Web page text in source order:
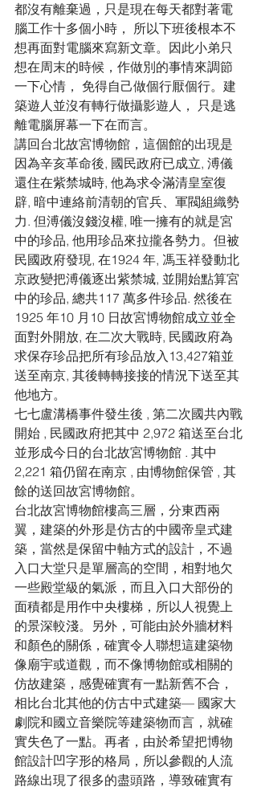
都沒有離棄過，只是現在每天都對著電
腦工作十多個小時， 所以下班後根本不
想再面對電腦來寫新文章。因此小弟只
想在周末的時候，作做別的事情來調節
一下心情， 免得自己做個行厭個行。建
築遊人並沒有轉行做攝影遊人， 只是逃
離電腦屏幕一下在而言。
講回台北故宮博物館，這個館的出現是
因為辛亥革命後, 國民政府已成立, 溥儀
還住在紫禁城時, 他為求令滿清皇室復
辟, 暗中連絡前清朝的官兵、軍閥組織勢
力. 但溥儀沒錢沒權, 唯一擁有的就是宮
中的珍品, 他用珍品來拉攏各勢力。但被
民國政府發現, 在1924 年, 馮玉祥發動北
京政變把溥儀逐出紫禁城, 並開始點算宮
中的珍品, 總共117 萬多件珍品. 然後在
1925 年10 月10 日故宮博物館成立並全
面對外開放, 在二次大戰時, 民國政府為
求保存珍品把所有珍品放入13,427箱並
送至南京, 其後轉轉接接的情況下送至其
他地方。
七七盧溝橋事件發生後 , 第二次國共內戰
開始 , 民國政府把其中 2,972 箱送至台北
並形成今日的台北故宮博物館 . 其中
2,221 箱仍留在南京 , 由博物館保管 , 其
餘的送回故宮博物館。
台北故宮博物館樓高三層，分東西兩
翼，建築的外形是仿古的中國帝皇式建
築，當然是保留中軸方式的設計，不過
入口大堂只是單層高的空間，相對地欠
一些殿堂級的氣派，而且入口大部份的
面積都是用作中央樓梯，所以人視覺上
的景深較淺。另外，可能由於外牆材料
和顏色的關係，確實令人聯想這建築物
像廟宇或道觀，而不像博物館或相關的
仿故建築，感覺確實有一點新舊不合，
相比台北其他的仿古中式建築— 國家大
劇院和國立音樂院等建築物而言，就確
實失色了一點。再者，由於希望把博物
館設計凹字形的格局，所以參觀的人流
路線出現了很多的盡頭路，導致確實有